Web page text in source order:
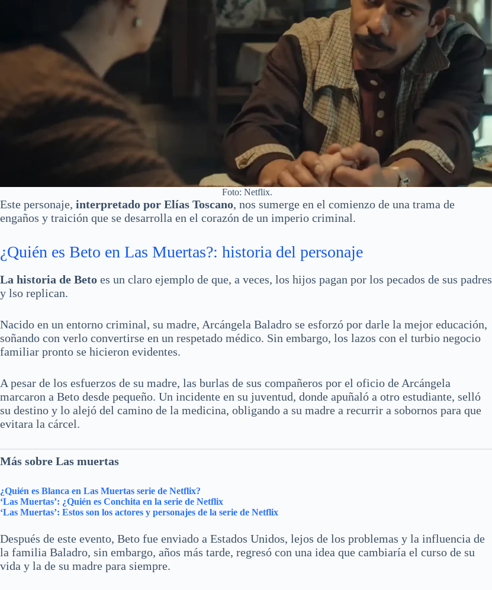
Foto: Netflix.
Este personaje, interpretado por Elías Toscano, nos sumerge en el comienzo de una trama de
engaños y traición que se desarrolla en el corazón de un imperio criminal.
¿Quién es Beto en Las Muertas?: historia del personaje
La historia de Beto es un claro ejemplo de que, a veces, los hijos pagan por los pecados de sus padres
y lso replican.
Nacido en un entorno criminal, su madre, Arcángela Baladro se esforzó por darle la mejor educación,
soñando con verlo convertirse en un respetado médico. Sin embargo, los lazos con el turbio negocio
familiar pronto se hicieron evidentes.
A pesar de los esfuerzos de su madre, las burlas de sus compañeros por el oficio de Arcángela
marcaron a Beto desde pequeño. Un incidente en su juventud, donde apuñaló a otro estudiante, selló
su destino y lo alejó del camino de la medicina, obligando a su madre a recurrir a sobornos para que
evitara la cárcel.
Más sobre Las muertas
¿Quién es Blanca en Las Muertas serie de Netflix?
‘Las Muertas’: ¿Quién es Conchita en la serie de Netflix
‘Las Muertas’: Estos son los actores y personajes de la serie de Netflix
Después de este evento, Beto fue enviado a Estados Unidos, lejos de los problemas y la influencia de
la familia Baladro, sin embargo, años más tarde, regresó con una idea que cambiaría el curso de su
vida y la de su madre para siempre.